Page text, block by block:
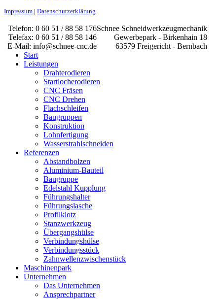
Impressum Datenschutzerklärung
Schnee Schneidwerkzeugmechanik
Gewerbepark - Birkenhain 18
63579 Freigericht - Bernbach
Telefon: 0 60 51 / 88 58 176
Telefax: 0 60 51 / 88 58 146
E-Mail: info@schnee-cnc.de
Start
Leistungen
Drahterodieren
Startlocherodieren
CNC Fräsen
CNC Drehen
Flachschleifen
Baugruppen
Konstruktion
Lohnfertigung
Wasserstrahlschneiden
Referenzen
Abstandbolzen
Aluminium-Bauteil
Baugruppe
Edelstahl Kupplung
Führungshalter
Führungslasche
Profilklotz
Stanzwerkzeug
Übergangshülse
Verbindungshülse
Verbindungsstück
Zahnwellen­zwischenstück
Maschinenpark
Unternehmen
Das Unternehmen
Ansprechpartner